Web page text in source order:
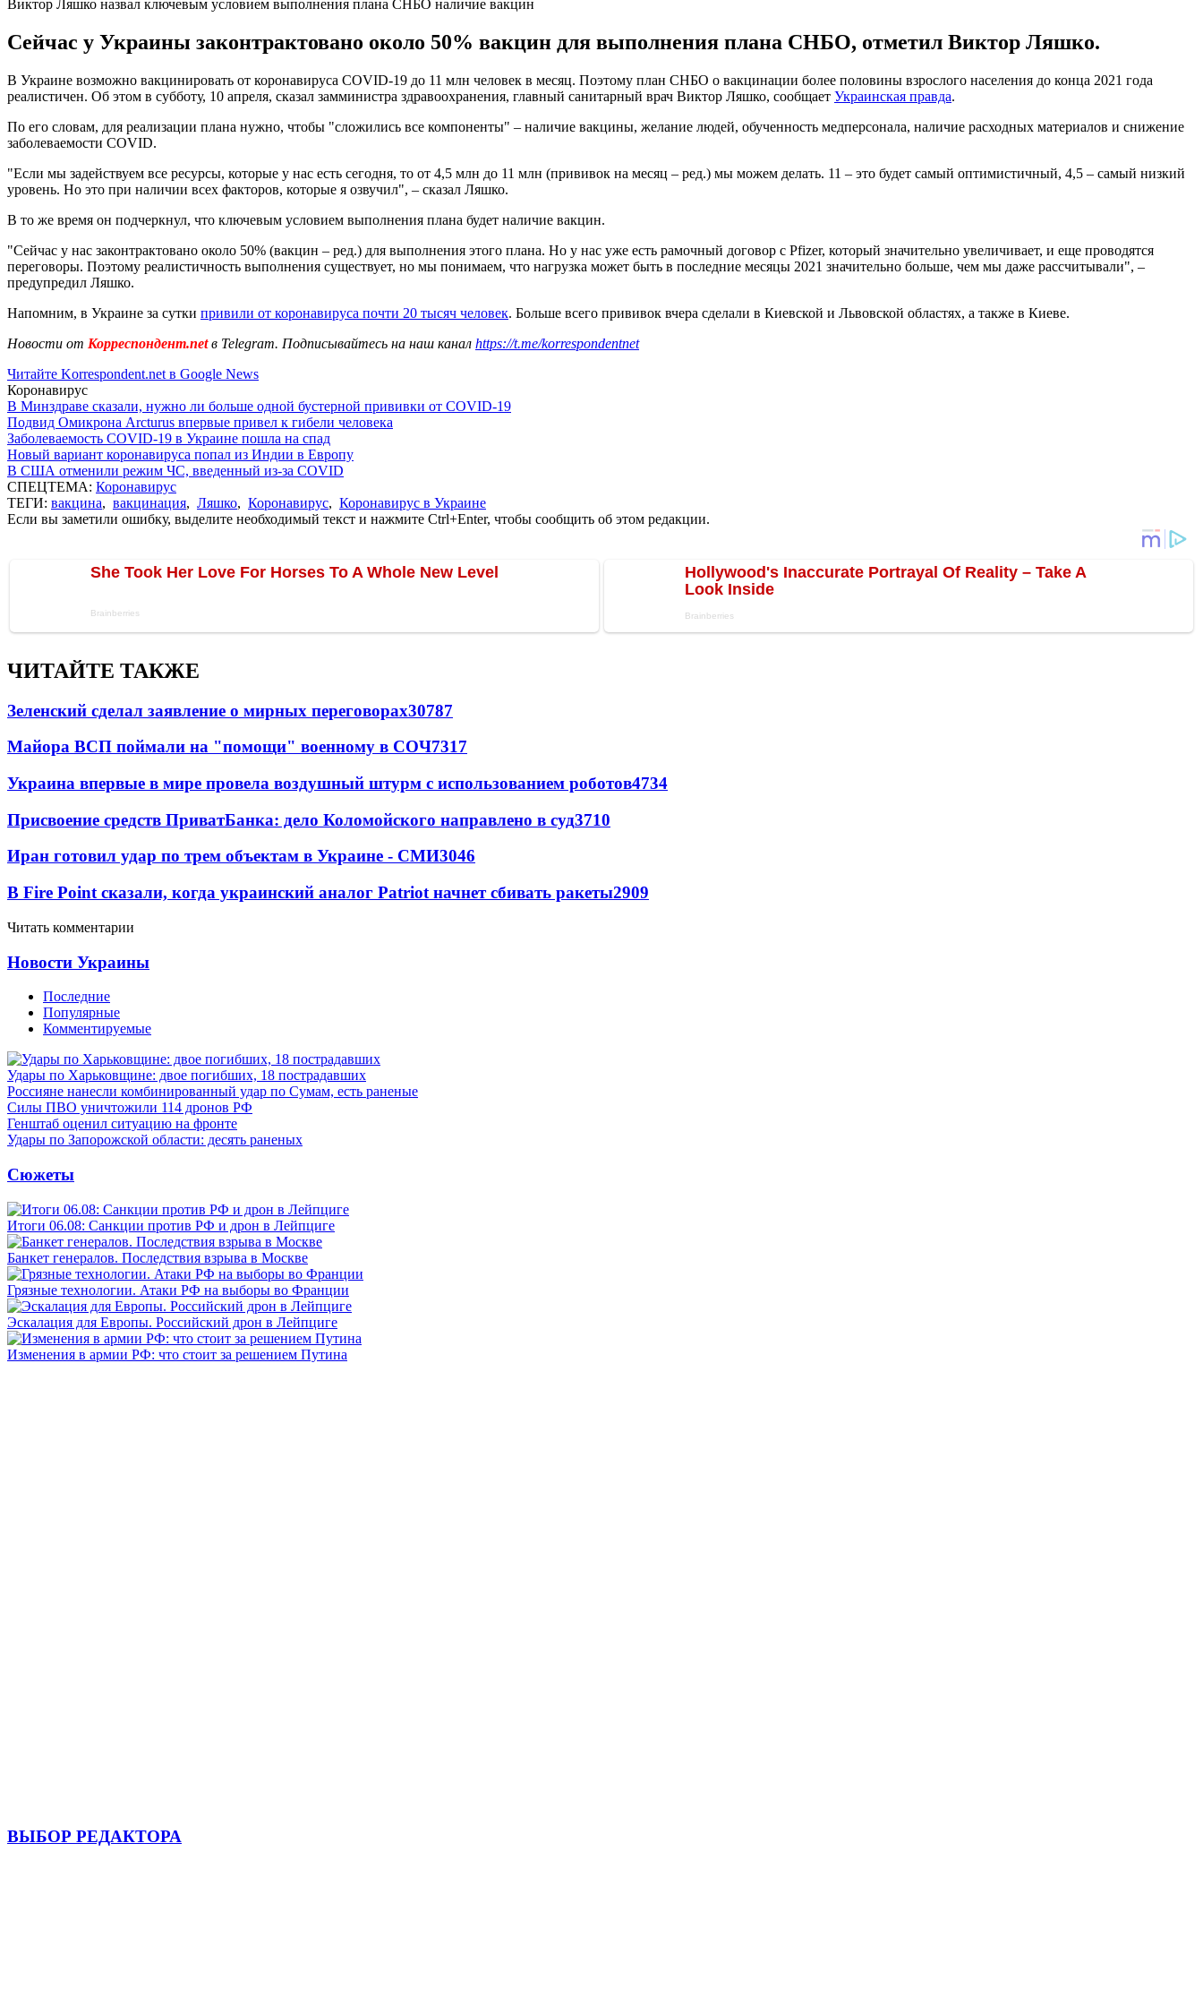
Виктор Ляшко назвал ключевым условием выполнения плана СНБО наличие вакцин
Сейчас у Украины законтрактовано около 50% вакцин для выполнения плана СНБО, отметил Виктор Ляшко.
В Украине возможно вакцинировать от коронавируса COVID-19 до 11 млн человек в месяц. Поэтому план СНБО о вакцинации более половины взрослого населения до конца 2021 года
реалистичен. Об этом в субботу, 10 апреля, сказал замминистра здравоохранения, главный санитарный врач Виктор Ляшко, сообщает Украинская правда.
По его словам, для реализации плана нужно, чтобы "сложились все компоненты" – наличие вакцины, желание людей, обученность медперсонала, наличие расходных материалов и снижение
заболеваемости COVID.
"Если мы задействуем все ресурсы, которые у нас есть сегодня, то от 4,5 млн до 11 млн (прививок на месяц – ред.) мы можем делать. 11 – это будет самый оптимистичный, 4,5 – самый низкий
уровень. Но это при наличии всех факторов, которые я озвучил", – сказал Ляшко.
В то же время он подчеркнул, что ключевым условием выполнения плана будет наличие вакцин.
"Сейчас у нас законтрактовано около 50% (вакцин – ред.) для выполнения этого плана. Но у нас уже есть рамочный договор с Pfizer, который значительно увеличивает, и еще проводятся
переговоры. Поэтому реалистичность выполнения существует, но мы понимаем, что нагрузка может быть в последние месяцы 2021 значительно больше, чем мы даже рассчитывали", –
предупредил Ляшко.
Напомним, в Украине за сутки привили от коронавируса почти 20 тысяч человек. Больше всего прививок вчера сделали в Киевской и Львовской областях, а также в Киеве.
Новости от Корреспондент.netв Telegram. Подписывайтесь на наш канал https://t.me/korrespondentnet
Читайте Korrespondent.net в Google News
Коронавирус
В Минздраве сказали, нужно ли больше одной бустерной прививки от COVID-19
Подвид Омикрона Arcturus впервые привел к гибели человека
Заболеваемость COVID-19 в Украине пошла на спад
Новый вариант коронавируса попал из Индии в Европу
В США отменили режим ЧС, введенный из-за COVID
СПЕЦТЕМА: Коронавирус
ТЕГИ: вакцина, вакцинация, Ляшко, Коронавирус, Коронавирус в Украине
Если вы заметили ошибку, выделите необходимый текст и нажмите Ctrl+Enter, чтобы сообщить об этом редакции.
ЧИТАЙТЕ ТАКЖЕ
Зеленский сделал заявление о мирных переговорах30787
Майора ВСП поймали на "помощи" военному в СОЧ7317
Украина впервые в мире провела воздушный штурм с использованием роботов4734
Присвоение средств ПриватБанка: дело Коломойского направлено в суд3710
Иран готовил удар по трем объектам в Украине - СМИ3046
В Fire Point сказали, когда украинский аналог Patriot начнет сбивать ракеты2909
Читать комментарии
Новости Украины
Последние
Популярные
Комментируемые
Удары по Харьковщине: двое погибших, 18 пострадавших
Россияне нанесли комбинированный удар по Сумам, есть раненые
Силы ПВО уничтожили 114 дронов РФ
Генштаб оценил ситуацию на фронте
Удары по Запорожской области: десять раненых
Сюжеты
Итоги 06.08: Санкции против РФ и дрон в Лейпциге
Банкет генералов. Последствия взрыва в Москве
Грязные технологии. Атаки РФ на выборы во Франции
Эскалация для Европы. Российский дрон в Лейпциге
Изменения в армии РФ: что стоит за решением Путина
ВЫБОР РЕДАКТОРА